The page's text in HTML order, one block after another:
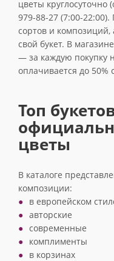
цветы круглосуточно
979-88-27 (7:00-
сортов и
свой букет. В
— за каждую покупку
оплачивается до 50%
Топ
цветы
В каталоге
композиции:
в европейском
авторские
современные
комплименты
в корзинах